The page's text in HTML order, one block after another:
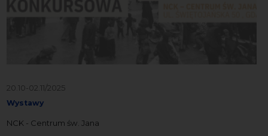
20.10-02.11/2025
Wystawy
NCK - Centrum św. Jana